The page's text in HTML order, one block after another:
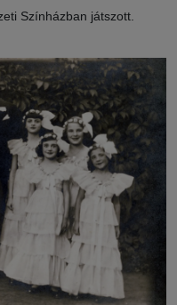
Színházban játszott.